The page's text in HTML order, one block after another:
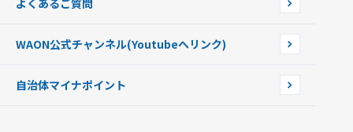
企業情報
WAON公式チャンネル(Youtubeへリンク)
自治体マイナポイント